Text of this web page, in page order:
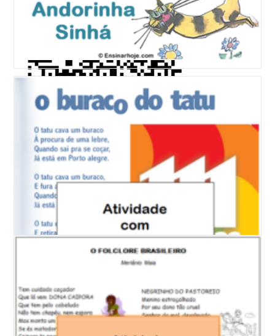
Sites Recomendados
Concursos para Professores
Site do Professor Marco Antônio Hailer
Posts Recentes
Interpretação de Texto: Poema Os Animais da Floresta | Atividade